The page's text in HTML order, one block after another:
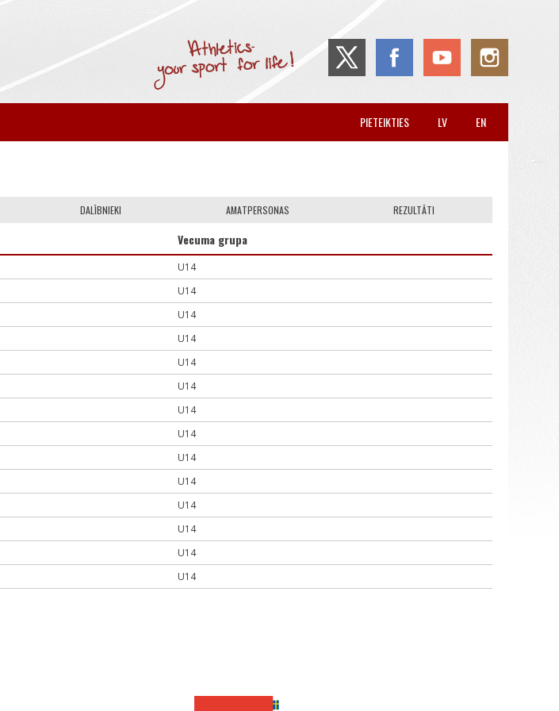
EN
LV
PIETEIKTIES
DALĪBNIEKI AMATPERSONAS REZULTĀTI
Vecuma grupa
U14
U14
U14
U14
U14
U14
U14
U14
U14
U14
U14
U14
U14
U14